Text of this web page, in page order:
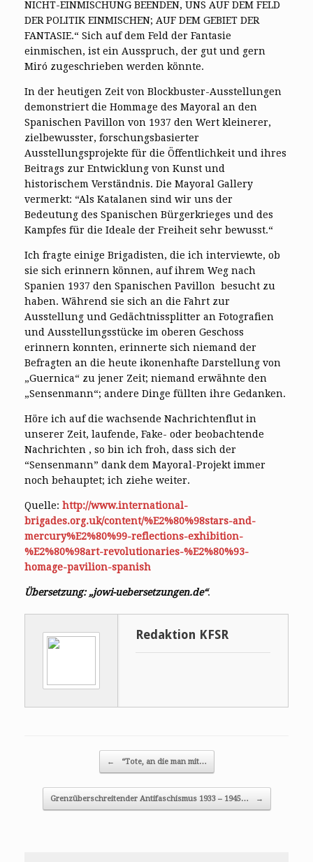
NICHT-EINMISCHUNG BEENDEN, UNS AUF DEM FELD
DER POLITIK EINMISCHEN; AUF DEM GEBIET DER
FANTASIE.“ Sich auf dem Feld der Fantasie
einmischen, ist ein Ausspruch, der gut und gern
Miró zugeschrieben werden könnte.
In der heutigen Zeit von Blockbuster-Ausstellungen
demonstriert die Hommage des Mayoral an den
Spanischen Pavillon von 1937 den Wert kleinerer,
zielbewusster, forschungsbasierter
Ausstellungsprojekte für die Öffentlichkeit und ihres
Beitrags zur Entwicklung von Kunst und
historischem Verständnis. Die Mayoral Gallery
vermerkt: “Als Katalanen sind wir uns der
Bedeutung des Spanischen Bürgerkrieges und des
Kampfes für die Ideale der Freiheit sehr bewusst.“
Ich fragte einige Brigadisten, die ich interviewte, ob
sie sich erinnern können, auf ihrem Weg nach
Spanien 1937 den Spanischen Pavillon besucht zu
haben. Während sie sich an die Fahrt zur
Ausstellung und Gedächtnissplitter an Fotografien
und Ausstellungsstücke im oberen Geschoss
erinnern konnten, erinnerte sich niemand der
Befragten an die heute ikonenhafte Darstellung von
„Guernica“ zu jener Zeit; niemand erwähnte den
„Sensenmann“; andere Dinge füllten ihre Gedanken.
Höre ich auf die wachsende Nachrichtenflut in
unserer Zeit, laufende, Fake- oder beobachtende
Nachrichten , so bin ich froh, dass sich der
“Sensenmann” dank dem Mayoral-Projekt immer
noch behauptet; ich ziehe weiter.
Quelle: http://www.international-
brigades.org.uk/content/%E2%80%98stars-and-
mercury%E2%80%99-reflections-exhibition-
%E2%80%98art-revolutionaries-%E2%80%93-
homage-pavilion-spanish
Übersetzung: „jowi-uebersetzungen.de“.
Redaktion KFSR
← “Tote, an die man mit…
Grenzüberschreitender Antifaschismus 1933 – 1945… →